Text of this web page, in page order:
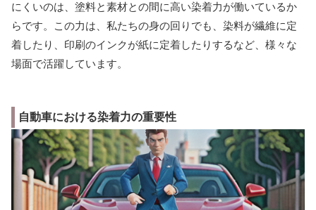
にくいのは、塗料と素材との間に高い染着力が働いているか
らです。この力は、私たちの身の回りでも、染料が繊維に定
着したり、印刷のインクが紙に定着したりするなど、様々な
場面で活躍しています。
自動車における染着力の重要性